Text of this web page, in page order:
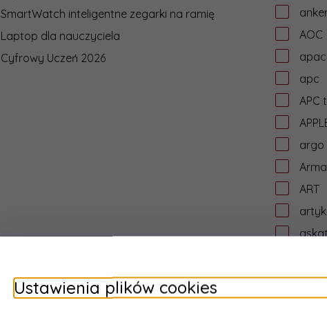
SmartWatch inteligentne zegarki na ramię
Laptop dla nauczyciela
Cyfrowy Uczeń 2026
AOC
apc
APC
argo
ART
artyk
ASUS
Ustawienia plików cookies